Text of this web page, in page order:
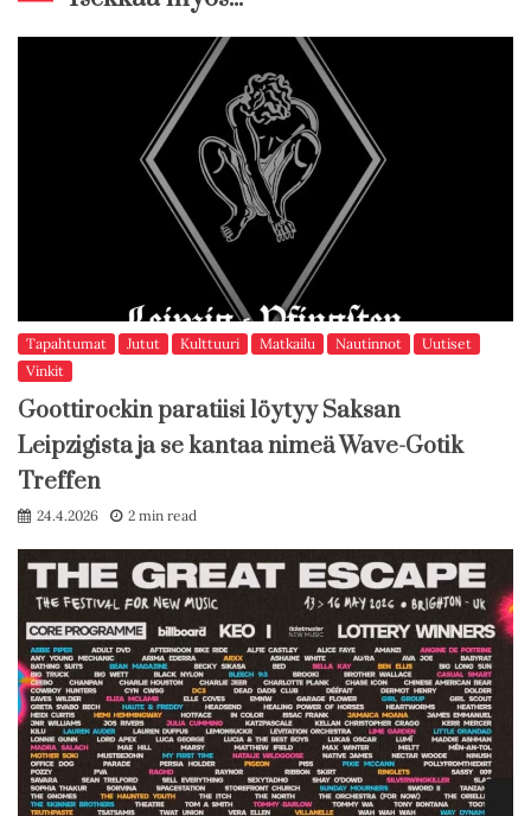
Tapahtumat Jutut Kulttuuri Matkailu Nautinnot
Uutiset
Vinkit
Goottirockin paratiisi löytyy Saksan
Leipzigista ja se kantaa nimeä Wave-Gotik
Treffen
24.4.2026 2 min read